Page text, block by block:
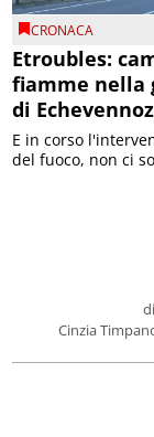
CRONACA
Etroubles:
fiamme nella
di Echevennoz
di
Cinzia
E in corso
del fuoco, non ci